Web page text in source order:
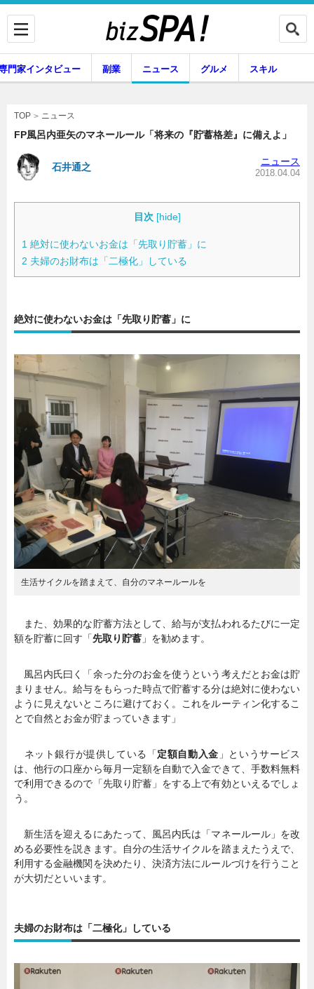
企業インタビュー 専門家インタビュー
連載一覧
門家インタビュー 副業 ニュース グルメ スキル
TOP ニュース
FP風呂内亜矢のマネールール「将来の『貯蓄格差』に備えよ」
石井通之 ニュース
2018.04.04
目次 [hide]
1 絶対に使わないお金は「先取り貯蓄」に
2 夫婦のお財布は「二極化」している
絶対に使わないお金は「先取り貯蓄」に
生活サイクルを踏まえて、自分のマネールールを
また、効果的な貯蓄方法として、給与が支払われるたびに一定
額を貯蓄に回す「先取り貯蓄 」を勧めます。
風呂内氏曰く「余った分のお金を使うという考えだとお金は貯
まりません。給与をもらった時点で貯蓄する分は絶対に使わない
ように見えないところに避けておく。これをルーティン化するこ
とで自然とお金が貯まっていきます」
ネット銀行が提供している「定額自動入金 」というサービス
は、他行の口座から毎月一定額を自動で入金できて、手数料無料
で利用できるので「先取り貯蓄」をする上で有効といえるでしょ
う。
新生活を迎えるにあたって、風呂内氏は「マネールール」を改
める必要性を説きます。自分の生活サイクルを踏まえたうえで、
利用する金融機関を決めたり、決済方法にルールづけを行うこと
が大切だといいます。
夫婦のお財布は「二極化」している